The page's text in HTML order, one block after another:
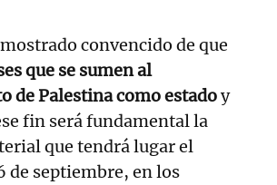
convencido de que
que se sumen al
de Palestina como estadoy
fin será fundamental la
que tendrá lugar el
de septiembre, en los